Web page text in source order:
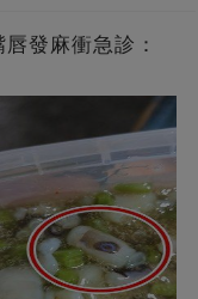
發麻衝急診：